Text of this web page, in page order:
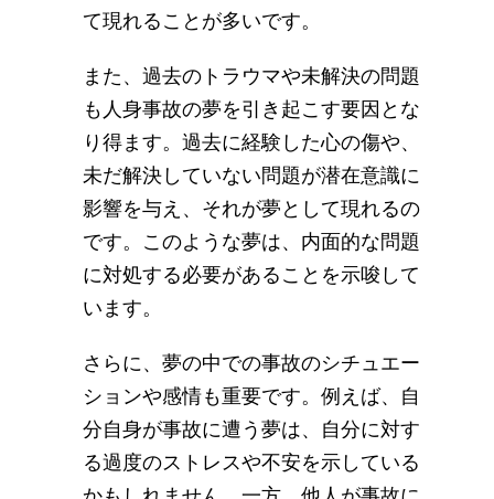
て現れることが多いです。
また、過去のトラウマや未解決の問題
も人身事故の夢を引き起こす要因とな
り得ます。過去に経験した心の傷や、
未だ解決していない問題が潜在意識に
影響を与え、それが夢として現れるの
です。このような夢は、内面的な問題
に対処する必要があることを示唆して
います。
さらに、夢の中での事故のシチュエー
ションや感情も重要です。例えば、自
分自身が事故に遭う夢は、自分に対す
る過度のストレスや不安を示している